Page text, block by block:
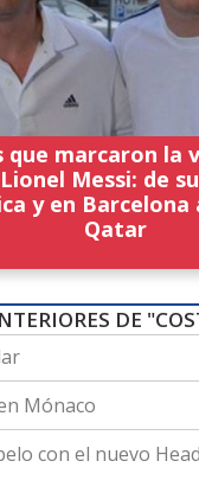
marcaron la
Messi: de
y en Barcelona
Qatar
DE
Mónaco
con el nuevo